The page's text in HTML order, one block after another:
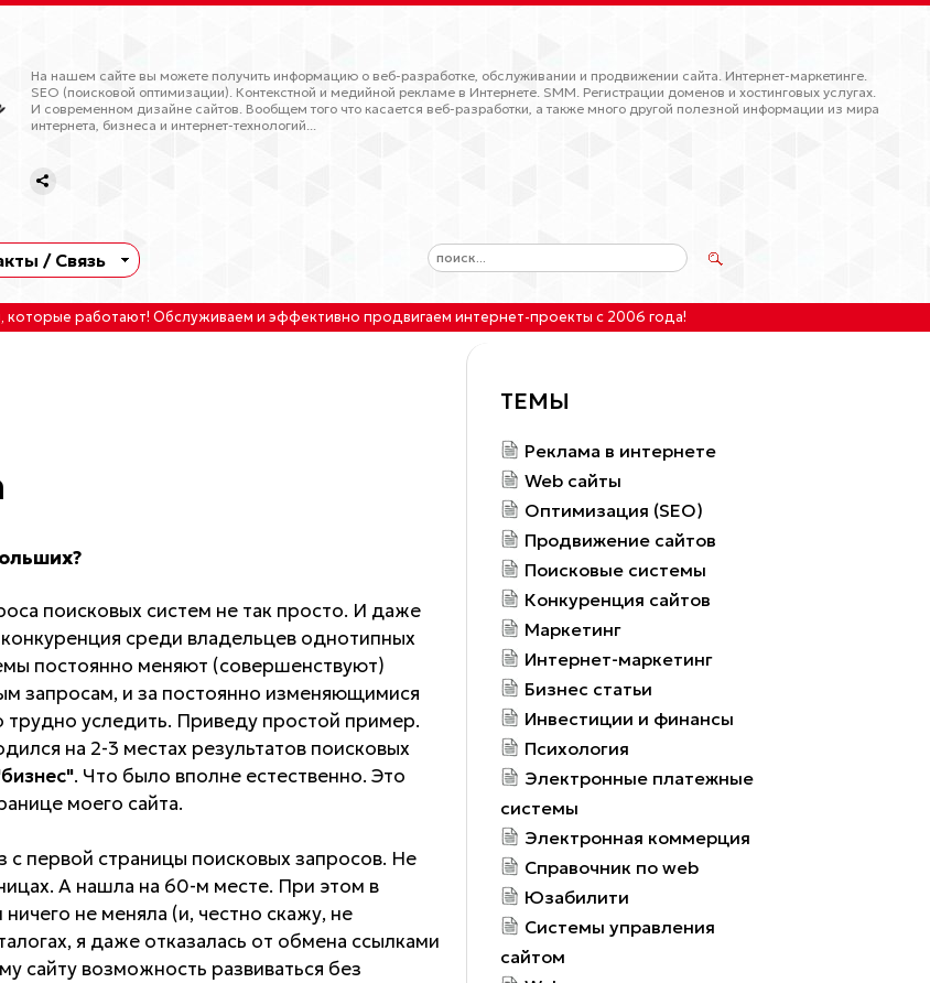
На нашем сайте вы можете получить информацию о веб-разработке, обслуживании и продвижении сайта. Интернет-маркетинге.
SEO (поисковой оптимизации). Контекстной и медийной рекламе в Интернете. SMM. Регистрации доменов и хостинговых услугах.
И современном дизайне сайтов. Вообщем того что касается веб-разработки, а также много другой полезной информации из мира
интернета, бизнеса и интернет-технологий...
/ Связь
, которые работают! Обслуживаем и эффективно продвигаем интернет-проекты с 2006 года!
поисковых систем не так просто. И даже
среди владельцев однотипных
постоянно меняют (совершенствуют)
запросам, и за постоянно изменяющимися
уследить. Приведу простой пример.
на 2-3 местах результатов поисковых
. Что было вполне естественно. Это
моего сайта.
первой страницы поисковых запросов. Не
А нашла на 60-м месте. При этом в
не меняла (и, честно скажу, не
я даже отказалась от обмена ссылками
сайту возможность развиваться без
ТЕМЫ
Реклама в интернете
Web сайты
Оптимизация (SEO)
Продвижение сайтов
Поисковые системы
Конкуренция сайтов
Маркетинг
Интернет-маркетинг
Бизнес статьи
Инвестиции и финансы
Психология
Электронные платежные
системы
Электронная коммерция
Справочник по web
Юзабилити
Системы управления
сайтом